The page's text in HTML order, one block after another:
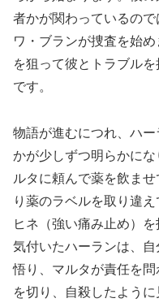
者かが関わっているの
ワ・ブランが捜査を始
を狙って彼とトラブル
です。
物語が進むにつれ、ハ
かが少しずつ明らかに
ルタに頼んで薬を飲ま
り薬のラベルを取り違
ヒネ（強い痛み止め）
気付いたハーランは、
悟り、マルタが責任を
を切り、自殺したよう